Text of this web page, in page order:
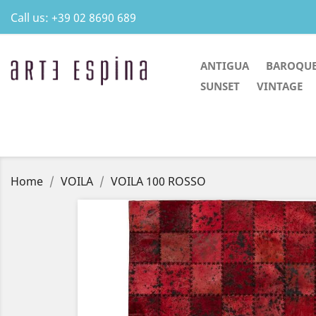
Call us: +39 02 8690 689
ANTIGUA
SUNSET
VINTAGE
Home VOILA VOILA 100 ROSSO